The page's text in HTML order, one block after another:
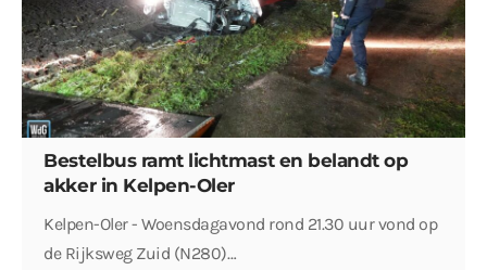
Bestelbus ramt lichtmast en belandt op
akker in Kelpen-Oler
Kelpen-Oler - Woensdagavond rond 21.30 uur vond op
de Rijksweg Zuid (N280)…